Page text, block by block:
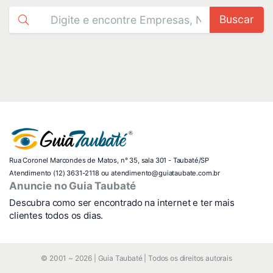
Buscar
Rua Coronel Marcondes de Matos, n° 35, sala 301 - Taubaté/SP
Atendimento (12) 3631-2118 ou atendimento@guiataubate.com.br
Anuncie no Guia Taubaté
Descubra como ser encontrado na internet e ter mais
clientes todos os dias.
© 2001 ~ 2026 | Guia Taubaté | Todos os direitos autorais